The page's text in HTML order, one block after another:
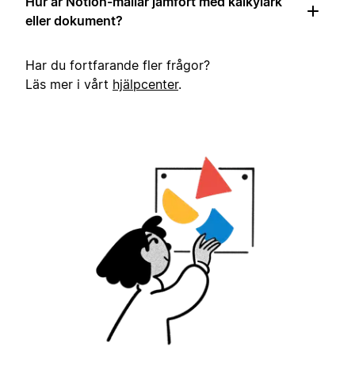
eller dokument?
Har du fortfarande fler frågor?
Läs mer i vårt hjälpcenter.